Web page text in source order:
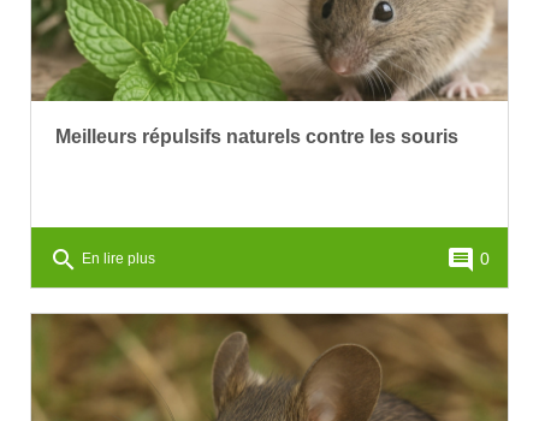
Meilleurs répulsifs naturels contre les souris
search En lire plus comment 0